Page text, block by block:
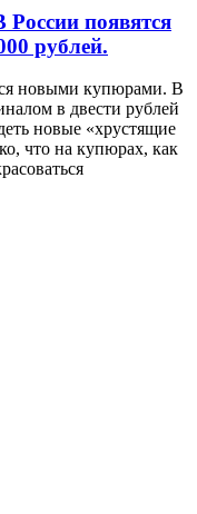
появятся
рублей.
новыми купюрами. В
в двести рублей
новые «хрустящие
что на купюрах, как